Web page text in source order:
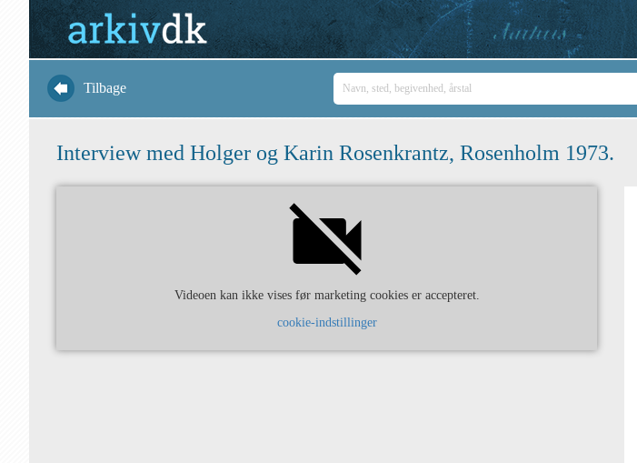
Tilbage
Interview med Holger og Karin Rosenkrantz, Rosenholm 1973.
Videoen kan ikke vises før marketing cookies er accepteret.
cookie-indstillinger